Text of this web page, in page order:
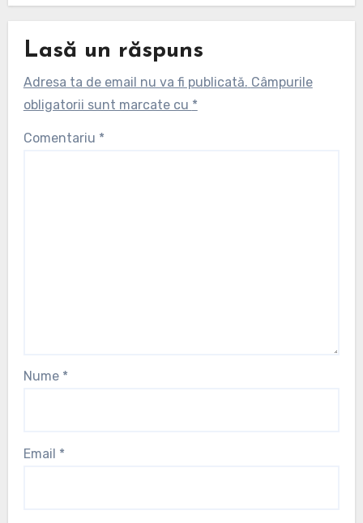
Lasă un răspuns
Adresa ta de email nu va fi publicată. Câmpurile
obligatorii sunt marcate cu *
Comentariu *
Nume *
Email *